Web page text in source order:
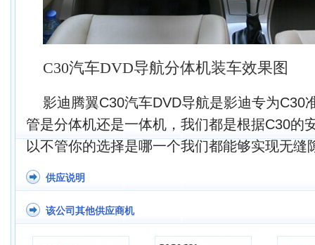
C30汽车DVD导航分体机装车效果图
影迪腾翼C30汽车DVD导航是影迪专为C30
管是分体机还是一体机，我们都是根据C30的
以不管你的选择是哪一个我们都能够实现无缝
供应说明
该公司其他供应商机